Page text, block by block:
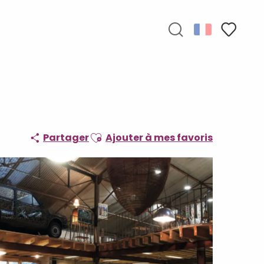
PartagerAjouter aux favoris
Ajouter à mes favoris